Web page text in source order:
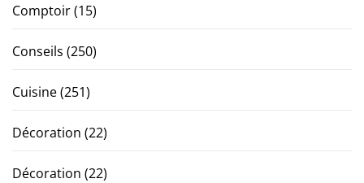
Comptoir(15)
Conseils (250)
Cuisine(251)
Décoration (22)
Décoration (22)